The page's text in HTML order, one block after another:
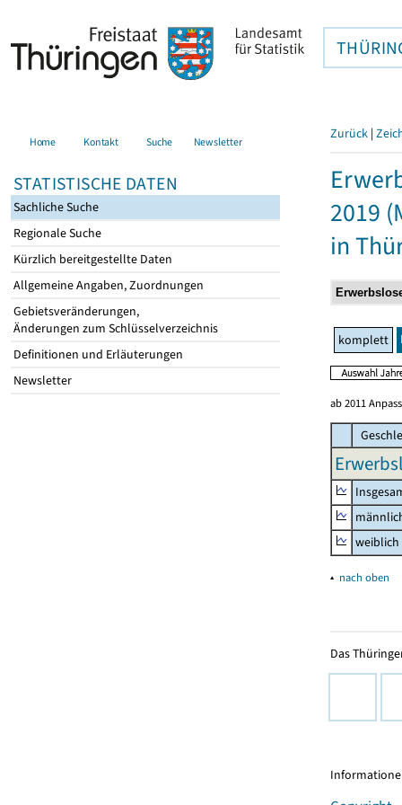
Home Kontakt Suche Newsletter
STATISTISCHE DATEN
Sachliche Suche
Regionale Suche
Kürzlich bereitgestellte Daten
Allgemeine Angaben, Zuordnungen
Gebietsveränderungen,
Änderungen zum Schlüsselverzeichnis
Definitionen und Erläuterungen
Newsletter
Zurück |
2019
in
komplett
ab 2011
weiblich
▴ nach oben
Das